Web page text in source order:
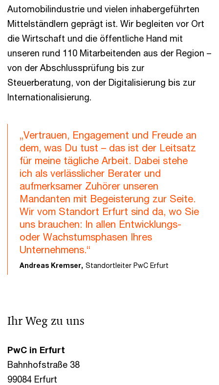
Automobilindustrie und vielen inhabergeführten
Mittelständlern geprägt ist. Wir begleiten vor Ort
die Wirtschaft und die öffentliche Hand mit
unseren rund 110 Mitarbeitenden aus der Region –
von der Abschlussprüfung bis zur
Steuerberatung, von der Digitalisierung bis zur
Internationalisierung.
„Vertrauen, Engagement und Freude an
dem, was Du tust – das ist der Leitsatz
für meine tägliche Arbeit. Dabei stehe
ich als verlässlicher Berater und
aufmerksamer Zuhörer unseren
Mandanten mit Begeisterung zur Seite.
Wir vom Standort Erfurt sind da, wo Sie
uns brauchen: In allen Entwicklungs-
oder Wachstumsphasen Ihres
Unternehmens.“
Andreas Kremser, Standortleiter PwC Erfurt
Ihr Weg zu uns
PwC in Erfurt
Bahnhofstraße 38
99084 Erfurt